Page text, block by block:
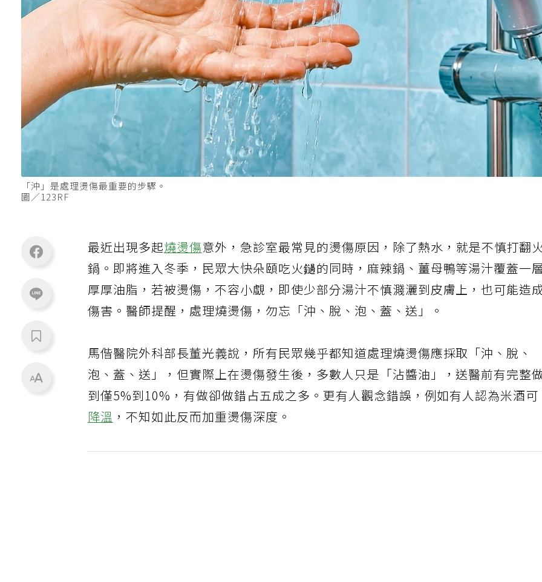
「沖」是處理燙傷最重要的步驟。
圖／123RF
最近出現多起燒燙傷意外，急診室最常見的燙傷原因，除了熱水，就是不慎打翻
鍋。即將進入冬季，民眾大快朵頤吃火鐹的同時，麻辣鍋、薑母鴨等湯汁覆蓋一層
厚厚油脂，若被燙傷，不容小覷，即使少部分湯汁不慎濺灑到皮膚上，也可能造
傷害。醫師提醒，處理燒燙傷，勿忘「沖、脫、泡、蓋、送」。
馬偕醫院外科部長董光義說，所有民眾幾乎都知道處理燒燙傷應採取「沖、脫、
泡、蓋、送」，但實際上在燙傷發生後，多數人只是「沾醬油」，送醫前有完整
到僅5%到10%，有做卻做錯占五成之多。更有人觀念錯誤，例如有人認為米酒可
降溫 ，不知如此反而加重燙傷深度。